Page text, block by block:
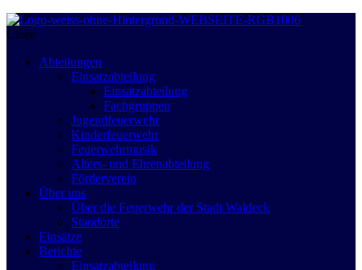
Close
Abteilungen
Einsatzabteilung
Einsatzabteilung
Fachgruppen
Jugendfeuerwehr
Kinderfeuerwehr
Feuerwehrmusik
Alters- und Ehrenabteilung
Förderverein
Über uns
Über die Feuerwehr der Stadt Waldeck
Standorte
Einsätze
Berichte
Einsatzabteilung